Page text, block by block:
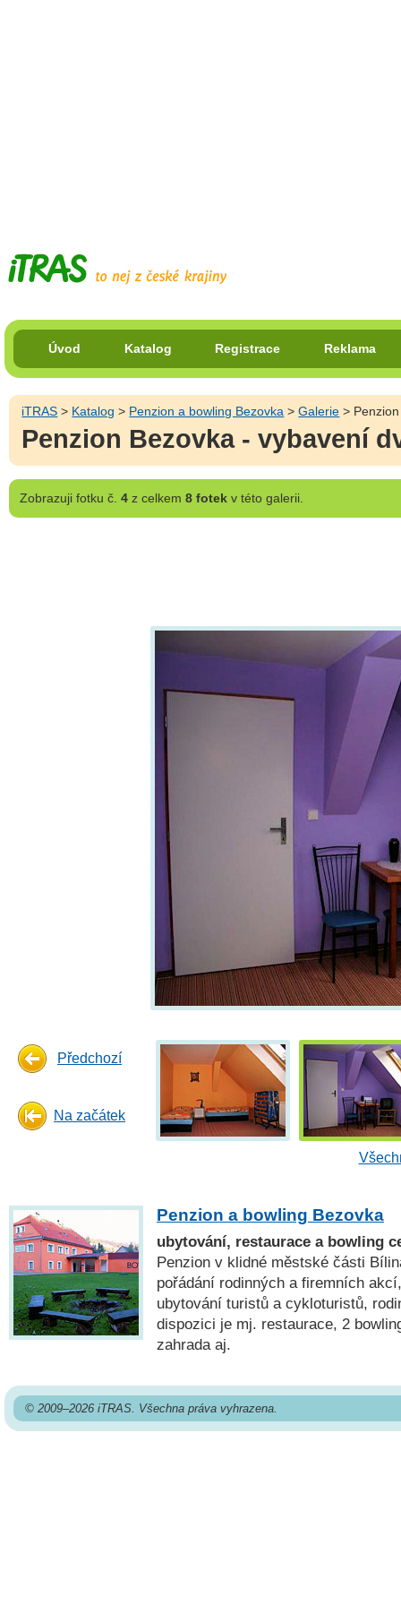
Úvod Katalog Registrace Reklama
iTRAS > Katalog > Penzion a bowling Bezovka >Galerie >
Penzion Bezovka - vybavení
Zobrazujifotku č. 4z celkem 8 fotekv této galerii.
Předchozí
Na začátek
Penzion a bowling Bezovka
ubytování, restaurace a bowling
Penzion v klidné městské části
pořádání rodinných a firemních
ubytování turistů a cykloturistů,
dispozici je mj. restaurace, 2
zahrada aj.
© 2009–2026 iTRAS. Všechna práva vyhrazena.